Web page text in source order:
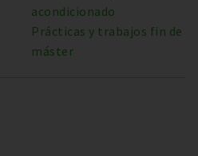
acondicionado
Prácticas y trabajos fin de
máster